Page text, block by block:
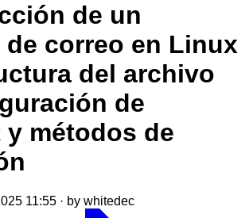
de un
correo en Linux
del archivo
de
y métodos de
11:55 · by whitedec